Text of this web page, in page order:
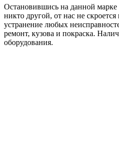
Остановившись на данной марке
никто другой, от нас не
устранение любых
ремонт, кузова и покраска.
оборудования.